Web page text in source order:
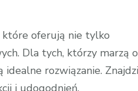
które oferują nie tylko
Dla tych, którzy marzą o
rozwiązanie.